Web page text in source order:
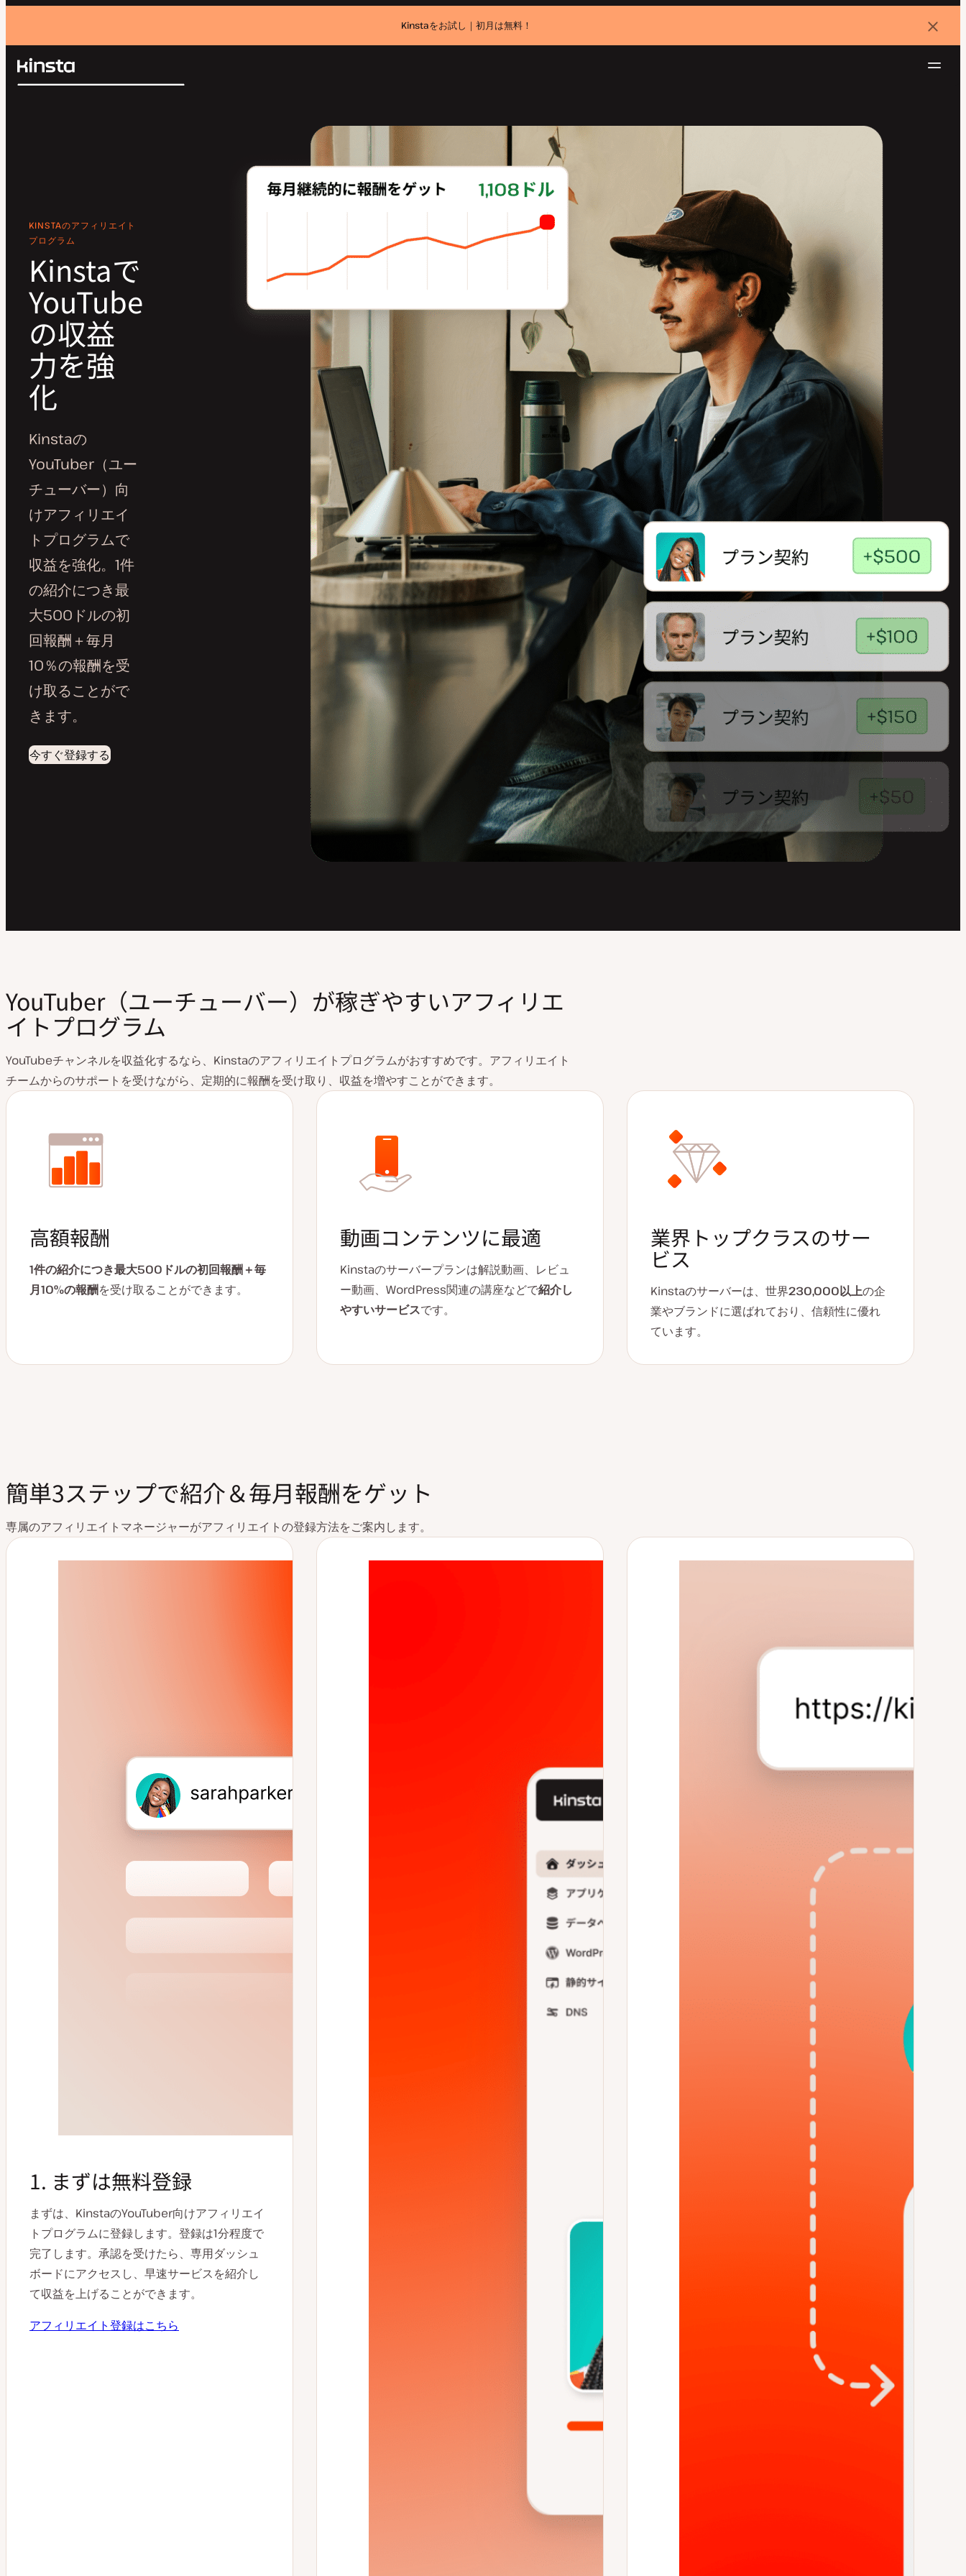
Kinstaをお試し｜初月は無料！
バ
ナ
を
Kinsta®
検
無料でお試し
KINSTAのアフィリエイト
プログラム
Kinstaで
YouTube
の収益
力を強
化
Kinstaの
YouTuber（ユー
チューバー）向
けアフィリエイ
トプログラムで
収益を強化。1件
の紹介につき最
大500ドルの初
回報酬＋毎月
10％の報酬を受
け取ることがで
きます。
今すぐ登録する
YouTuber（ユーチューバー）が稼ぎやすいアフィリエ
イトプログラム
YouTubeチャンネルを収益化するなら、Kinstaのアフィリエイトプログラムがおすすめです。アフィリエイト
チームからのサポートを受けながら、定期的に報酬を受け取り、収益を増やすことができます。
高額報酬
1件の紹介につき最大500ドルの初回報酬＋毎
月10%の報酬を受け取ることができます。
動画コンテンツに最適
Kinstaのサーバープランは解説動画、レビュ
ー動画、WordPress関連の講座などで紹介し
やすいサービスです。
業界トップクラスのサー
ビス
Kinstaのサーバーは、世界230,000以上の企
業やブランドに選ばれており、信頼性に優れ
ています。
簡単3ステップで紹介＆毎月報酬をゲット
専属のアフィリエイトマネージャーがアフィリエイトの登録方法をご案内します。
1. まずは無料登録
まずは、KinstaのYouTuber向けアフィリエイ
トプログラムに登録します。登録は1分程度で
完了します。承認を受けたら、専用ダッシュ
ボードにアクセスし、早速サービスを紹介し
て収益を上げることができます。
アフィリエイト登録はこちら